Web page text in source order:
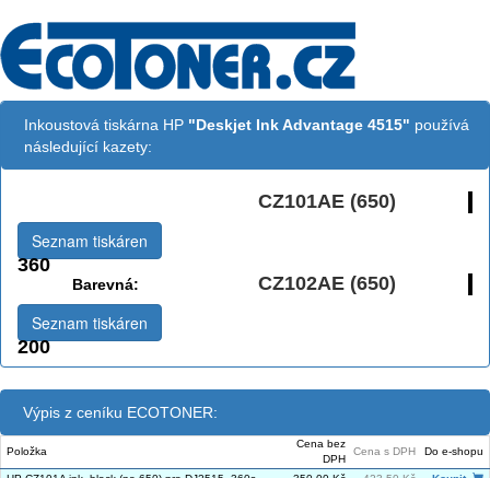
Inkoustová tiskárna HP "Deskjet Ink Advantage 4515" používá
následující kazety:
CZ101AE (650)
360
Seznam tiskáren
Barevná: CZ102AE (650)
200
Seznam tiskáren
Výpis z ceníku ECOTONER:
Položka
Cena bez
DPH
Cena s DPH Do e-shopu